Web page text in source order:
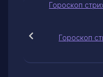
Гороскоп
Гороскоп